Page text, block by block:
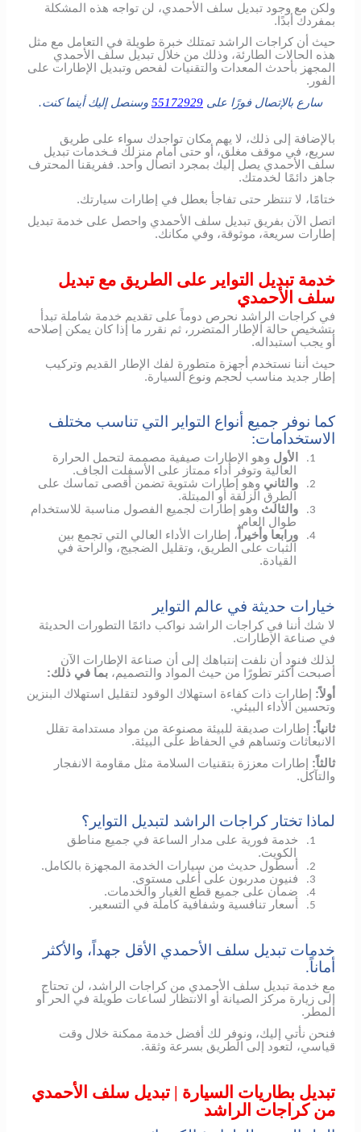
ولكن مع وجود تبديل سلف الأحمدي، لن تواجه هذه المشكلة
بمفردك أبدًا.
حيث أن كراجات الراشد تمتلك خبرة طويلة في التعامل مع مثل
هذه الحالات الطارئة، وذلك من خلال تبديل سلف الأحمدي
المجهز بأحدث المعدات والتقنيات لفحص وتبديل الإطارات على
الفور.
سارع بالإتصال فورًا على 55172929 وسنصل إليك أينما كنت.
بالإضافة إلى ذلك، لا يهم مكان تواجدك سواء على طريق
سريع، في موقف مغلق، أو حتى أمام منزلك فـخدمات تبديل
سلف الأحمدي يصل إليك بمجرد اتصال واحد. ففريقنا المحترف
جاهز دائمًا لخدمتك.
ختامًا، لا تنتظر حتى تفاجأ بعطل في إطارات سيارتك.
اتصل الآن بفريق تبديل سلف الأحمدي واحصل على خدمة تبديل
إطارات سريعة، موثوقة، وفي مكانك.
خدمة تبديل التواير على الطريق مع تبديل
سلف الأحمدي
في كراجات الراشد نحرص دوماً على تقديم خدمة شاملة تبدأ
بتشخيص حالة الإطار المتضرر، ثم نقرر ما إذا كان يمكن إصلاحه
أو يجب استبداله.
حيث أننا نستخدم أجهزة متطورة لفك الإطار القديم وتركيب
إطار جديد مناسب لحجم ونوع السيارة.
كما نوفر جميع أنواع التواير التي تناسب مختلف
الاستخدامات:
1. الأول وهو الإطارات صيفية مصممة لتحمل الحرارة
العالية وتوفر أداء ممتاز على الأسفلت الجاف.
2. والثاني وهو إطارات شتوية تضمن أقصى تماسك على
الطرق الزلقة أو المبتلة.
3. والثالث وهو إطارات لجميع الفصول مناسبة للاستخدام
طوال العام.
4. ورابعا وأخيراً ، إطارات الأداء العالي التي تجمع بين
الثبات على الطريق، وتقليل الضجيج، والراحة في
القيادة.
خيارات حديثة في عالم التواير
لا شك أننا في كراجات الراشد نواكب دائمًا التطورات الحديثة
في صناعة الإطارات.
لذلك فنود أن نلفت إنتباهك إلى أن صناعة الإطارات الآن
أصبحت أكثر تطورًا من حيث المواد والتصميم،بما في ذلك:
أولاً: إطارات ذات كفاءة استهلاك الوقود لتقليل استهلاك البنزين
وتحسين الأداء البيئي.
ثانياً: إطارات صديقة للبيئة مصنوعة من مواد مستدامة تقلل
الانبعاثات وتساهم في الحفاظ على البيئة.
ثالثاً: إطارات معززة بتقنيات السلامة مثل مقاومة الانفجار
والتآكل.
لماذا تختار كراجات الراشد لتبديل التواير؟
1.
خدمة فورية على مدار الساعة في جميع مناطق
الكويت.
2. أسطول حديث من سيارات الخدمة المجهزة بالكامل.
3. فنيون مدربون على أعلى مستوى.
4. ضمان على جميع قطع الغيار والخدمات.
5. أسعار تنافسية وشفافية كاملة في التسعير.
خدمات تبديل سلف الأحمدي الأقل جهداً، والأكثر
أماناً.
مع خدمة تبديل سلف الأحمدي من كراجات الراشد، لن تحتاج
إلى زيارة مركز الصيانة أو الانتظار لساعات طويلة في الحر أو
المطر.
فنحن نأتي إليك، ونوفر لك أفضل خدمة ممكنة خلال وقت
قياسي، لتعود إلى الطريق بسرعة وثقة.
تبديل بطاريات السيارة | تبديل سلف الأحمدي
من كراجات الراشد